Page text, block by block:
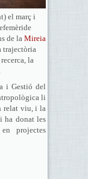
el març i
de laMireia
trajectòria
la
i Gestió del
li
relat viu, i la
ha donat les
projectes